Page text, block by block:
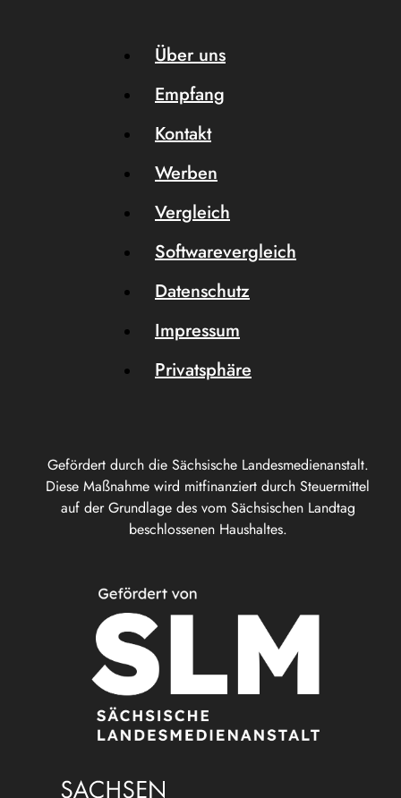
Gefördert durch die Sächsische Landesmedienanstalt.
Diese Maßnahme wird mitfinanziert durch Steuermittel
auf der Grundlage des vom Sächsischen Landtag
beschlossenen Haushaltes.
Über uns
Empfang
Kontakt
Werben
Vergleich
Softwarevergleich
Datenschutz
Impressum
Privatsphäre